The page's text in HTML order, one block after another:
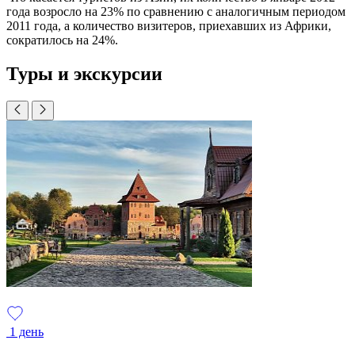
года возросло на 23% по сравнению с аналогичным периодом
2011 года, а количество визитеров, приехавших из Африки,
сократилось на 24%.
Туры и экскурсии
1 день